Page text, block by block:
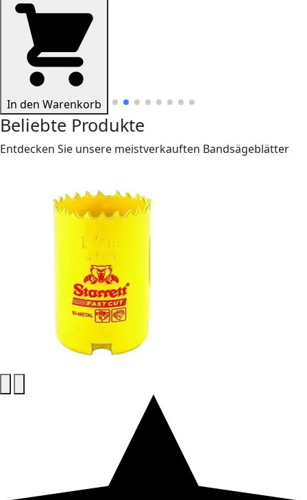
In den Warenkorb
Beliebte Produkte
Entdecken Sie unsere meistverkauften Bandsägeblätter